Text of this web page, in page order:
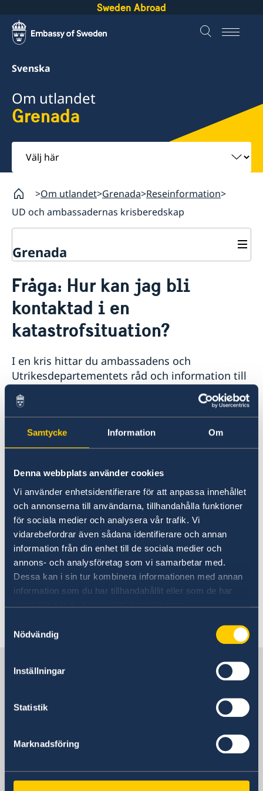
Samtycke Information Om
Denna webbplats använder cookies
Vi använder enhetsidentifierare för att anpassa innehållet
och annonserna till användarna, tillhandahålla funktioner
för sociala medier och analysera vår trafik. Vi
vidarebefordrar även sådana identifierare och annan
information från din enhet till de sociala medier och
annons- och analysföretag som vi samarbetar med.
Dessa kan i sin tur kombinera informationen med annan
information som du har tillhandahållit eller som de har
samlat in när du har använt deras tjänster.
Nödvändig
Inställningar
Statistik
Marknadsföring
Sweden Abroad
Svenska
Om utlandet
Grenada
Välj
här
Om utlandet Grenada Reseinformation
UD och ambassadernas krisberedskap
Grenada
Hjälp till svenskar i Grenada
Rösta i Grenada
Pass utomlands
Gifta sig utomlands
Reseinformation
Ambassadens reseinformation
Allmänna säkerhetsläget
Naturförhållanden och katastrofer
Terrorism
Hälso- och sjukvård
Lokala lagar och sedvänjor
Kriminalitet och personlig säkerhet
Trafiksäkerhet
In- och utresebestämmelser
Fråga: Hur kan jag bli
kontaktad i en
katastrofsituation?
I en kris hittar du ambassadens och
Utrikesdepartementets råd och information till
svenska medborgare i
reseinformationen .
Ladda gärna ner appen UD Resklar, appen är
direkt länkad till reseinformationen och
innehåller samma information. För att
möjliggöra att bli kontaktad av ambassaden
kan du anmäla dig påambassadens hemsida
Råd i en krissituation
Här finns grundläggande information som
gäller för alla länder. I vissa länder gäller
dessutom ytterligare villkor. Kontakta ansvarig
Läs mer
Sverige i Grenada
Sveriges Ambassad
Grenada, Stockholm
Svenska konsulat